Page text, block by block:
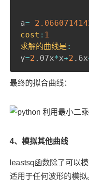
a=
cost : 1
求解的曲线是 :
y=2 . 07x*x+2 . 6x
最终的拟合曲线：
4、模拟其他曲线
leastsq函数除了可以
适用于任何波形的模拟